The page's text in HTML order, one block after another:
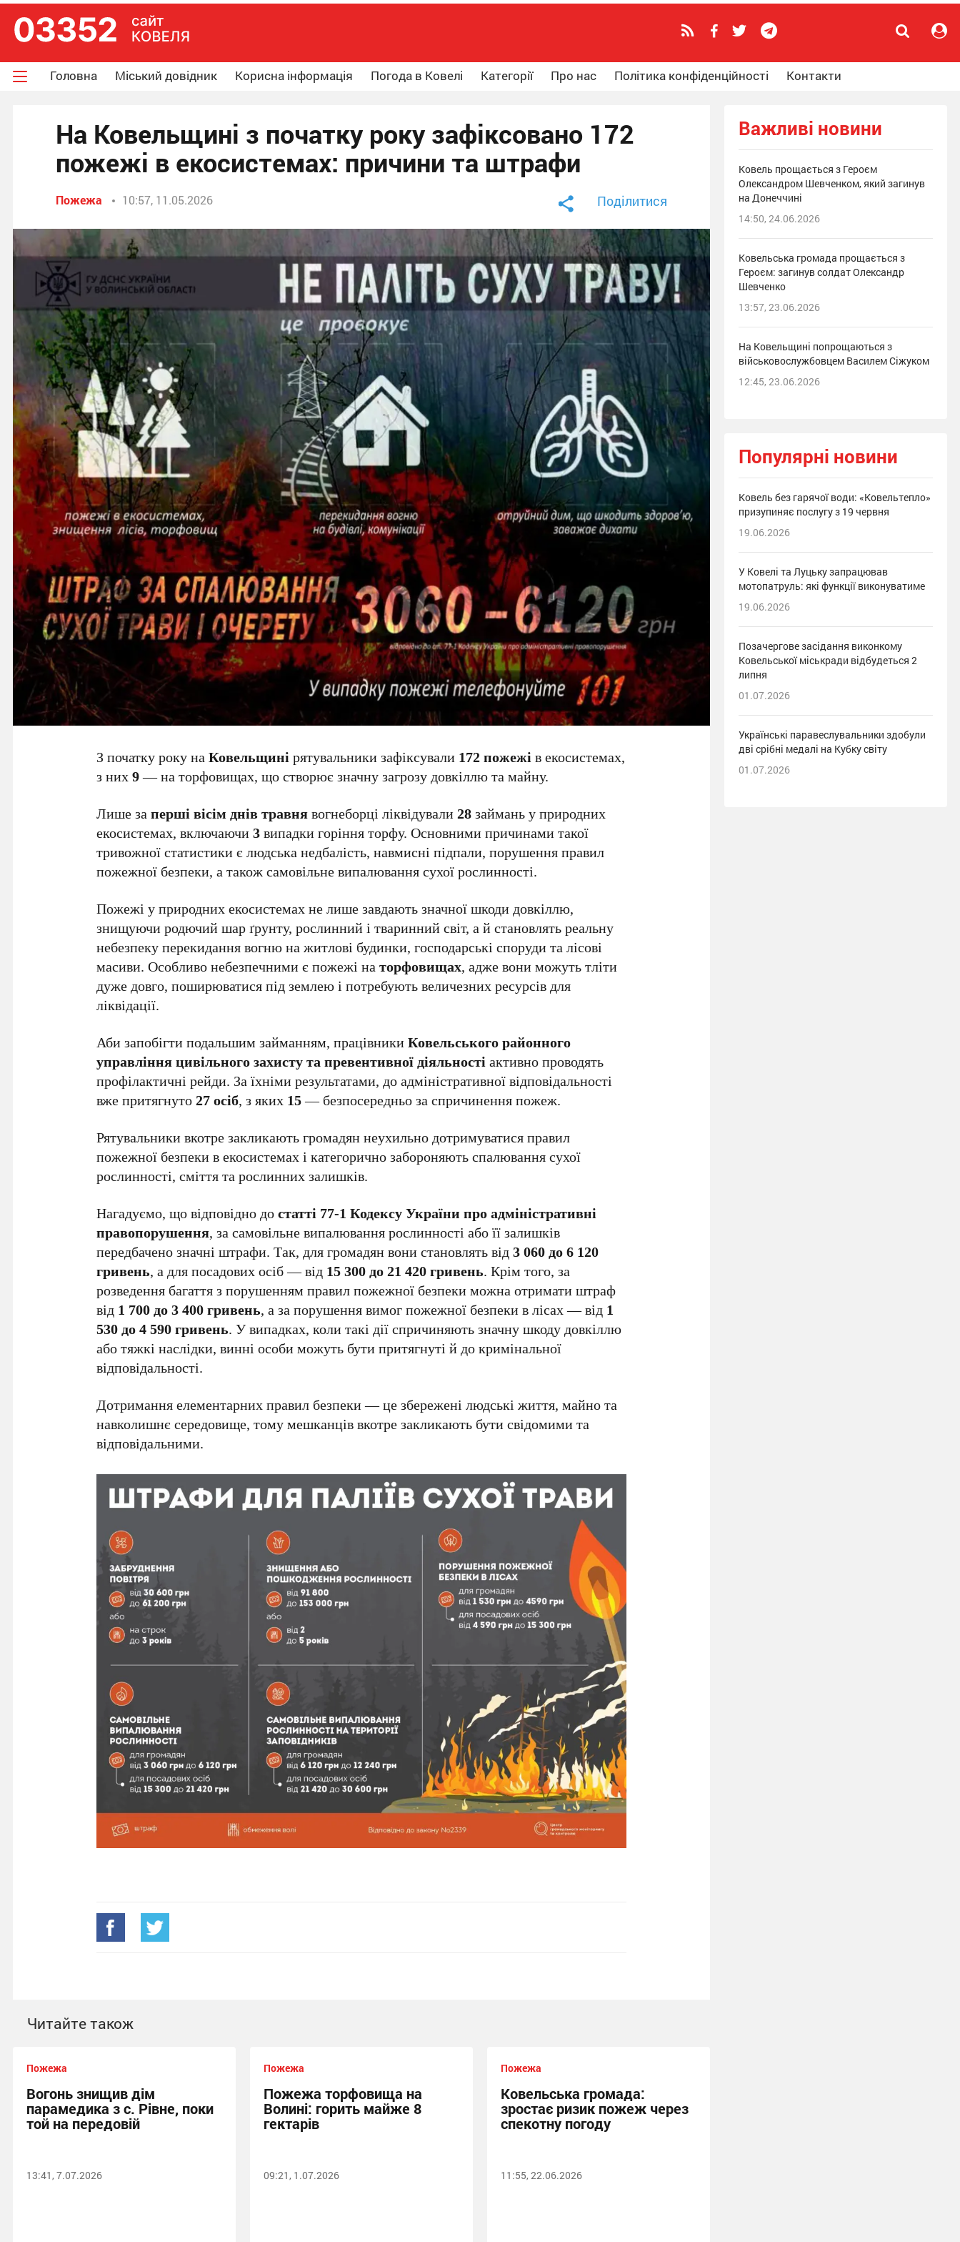
Головна Міський довідник Корисна інформація Погода в Ковелі Категорії Про нас Політика конфіденційності Контакти
На Ковельщині з початку року зафіксовано 172
пожежі в екосистемах: причини та штрафи
Пожежа 10:57, 11.05.2026 Поділитися
З початку року наКовельщинірятувальники зафіксували 172 пожежів екосистемах,
з них9— на торфовищах, що створює значну загрозу довкіллю та майну.
Лише заперші вісім днів травнявогнеборці ліквідували28займань у природних
екосистемах, включаючи3випадки горіння торфу. Основними причинами такої
тривожної статистики є людська недбалість, навмисні підпали, порушення правил
пожежної безпеки, а також самовільне випалювання сухої рослинності.
Пожежі у природних екосистемах не лише завдають значної шкоди довкіллю,
знищуючи родючий шар ґрунту, рослинний і тваринний світ, а й становлять реальну
небезпеку перекидання вогню на житлові будинки, господарські споруди та лісові
масиви. Особливо небезпечними є пожежі наторфовищах, адже вони можуть тліти
дуже довго, поширюватися під землею і потребують величезних ресурсів для
ліквідації.
Аби запобігти подальшим займанням, працівникиКовельського районного
управління цивільного захисту та превентивної діяльностіактивно проводять
профілактичні рейди. За їхніми результатами, до адміністративної відповідальності
вже притягнуто27 осіб, з яких 15— безпосередньо за спричинення пожеж.
Рятувальники вкотре закликають громадян неухильно дотримуватися правил
пожежної безпеки в екосистемах і категорично забороняють спалювання сухої
рослинності, сміття та рослинних залишків.
Нагадуємо, що відповідно достатті 77-1 Кодексу України про адміністративні
правопорушення, за самовільне випалювання рослинності або її залишків
передбачено значні штрафи. Так, для громадян вони становлять від3 060 до 6 120
гривень, а для посадових осіб — від 15 300 до 21 420 гривень. Крім того, за
розведення багаття з порушенням правил пожежної безпеки можна отримати штраф
від 1 700 до 3 400 гривень, а за порушення вимог пожежної безпеки в лісах — від 1
530 до 4 590 гривень. У випадках, коли такі дії спричиняють значну шкоду довкіллю
або тяжкі наслідки, винні особи можуть бути притягнуті й до кримінальної
відповідальності.
Дотримання елементарних правил безпеки — це збережені людські життя, майно та
навколишнє середовище, тому мешканців вкотре закликають бути свідомими та
відповідальними.
Читайте також
Пожежа
Вогонь знищив дім
парамедика з с. Рівне, поки
той на передовій
13:41, 7.07.2026
Пожежа
Пожежа торфовища на
Волині: горить майже 8
гектарів
09:21, 1.07.2026
Пожежа
Ковельська громада:
зростає ризик пожеж через
спекотну погоду
11:55, 22.06.2026
Важливі новини
Ковель прощається з Героєм
Олександром Шевченком, який загинув
на Донеччині
14:50, 24.06.2026
Ковельська громада прощається з
Героєм: загинув солдат Олександр
Шевченко
13:57, 23.06.2026
На Ковельщині попрощаються з
військовослужбовцем Василем Сіжуком
12:45, 23.06.2026
Популярні новини
Ковель без гарячої води: «Ковельтепло»
призупиняє послугу з 19 червня
19.06.2026
У Ковелі та Луцьку запрацював
мотопатруль: які функції виконуватиме
19.06.2026
Позачергове засідання виконкому
Ковельської міськради відбудеться 2
липня
01.07.2026
Українські паравеслувальники здобули
дві срібні медалі на Кубку світу
01.07.2026